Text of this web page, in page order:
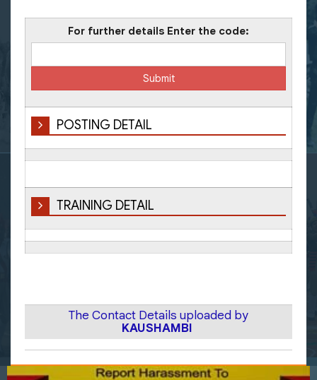
For further details Enter the code:
POSTING DETAIL
TRAINING DETAIL
The Contact Details uploaded by
KAUSHAMBI